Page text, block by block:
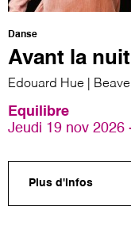
Danse
Avant la
Edouard Hue |
Equilibre
Jeudi 19 nov 2026
Plus d'infos